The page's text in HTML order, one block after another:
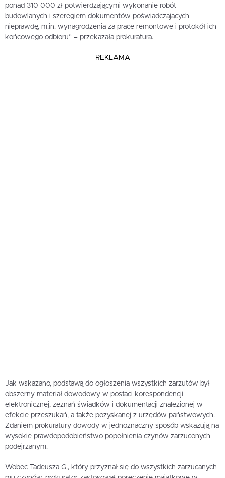
ponad 310 000 zł potwierdzającymi wykonanie robót
budowlanych i szeregiem dokumentów poświadczających
nieprawdę, m.in. wynagrodzenia za prace remontowe i protokół ich
końcowego odbioru” – przekazała prokuratura.
REKLAMA
Jak wskazano, podstawą do ogłoszenia wszystkich zarzutów był
obszerny materiał dowodowy w postaci korespondencji
elektronicznej, zeznań świadków i dokumentacji znalezionej w
efekcie przeszukań, a także pozyskanej z urzędów państwowych.
Zdaniem prokuratury dowody w jednoznaczny sposób wskazują na
wysokie prawdopodobieństwo popełnienia czynów zarzuconych
podejrzanym.
Wobec Tadeusza G., który przyznał się do wszystkich zarzucanych